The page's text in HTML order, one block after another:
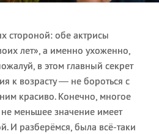
стороной: обе актрисы
лет», а именно ухоженно,
в этом главный секрет
к возрасту — не бороться с
красиво. Конечно, многое
не меньшее значение имеет
И разберёмся, была всё-таки